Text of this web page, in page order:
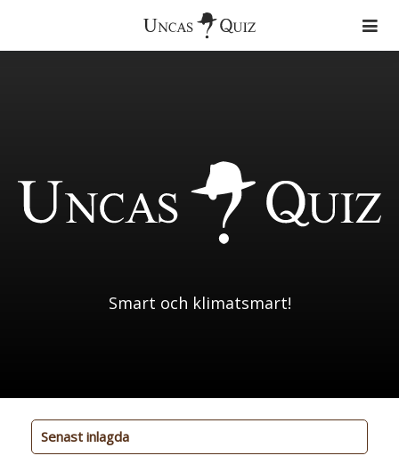
Galleri
Smart och klimatsmart!
Senast inlagda